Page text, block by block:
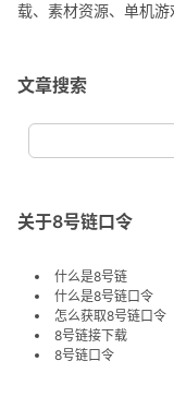
载、素材资源、单机游
文章搜索
关于8号链口令
什么是8号链
什么是8号链口令
怎么获取8号链口令
8号链接下载
8号链口令